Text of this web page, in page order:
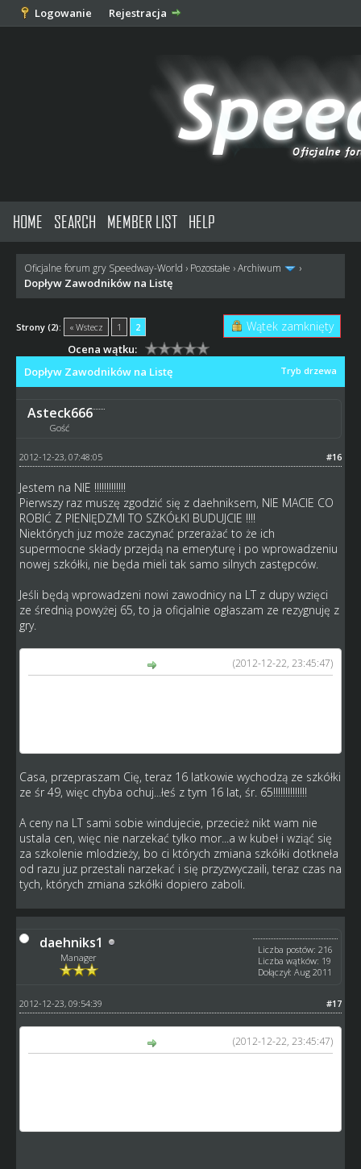
Logowanie Rejestracja
HOME SEARCH MEMBER LIST HELP
Oficjalne forum gry Speedway-World › Pozostałe ›Archiwum ›
Dopływ Zawodników na Listę
Strony (2): « Wstecz 1 2 Wątek zamknięty
Ocena wątku:
Tryb drzewa
Dopływ Zawodników na Listę
Asteck666
Gość
#16
2012-12-23, 07:48:05
Jestem na NIE !!!!!!!!!!!!!
Pierwszy raz muszę zgodzić się z daehniksem, NIE MACIE CO
ROBIĆ Z PIENIĘDZMI TO SZKÓŁKI BUDUJCIE !!!!
Niektórych juz może zaczynać przerażać to że ich
supermocne składy przejdą na emeryturę i po wprowadzeniu
nowej szkółki, nie będa mieli tak samo silnych zastępców.
Jeśli będą wprowadzeni nowi zawodnicy na LT z dupy wzięci
ze średnią powyżej 65, to ja oficjalnie ogłaszam ze rezygnuję z
gry.
(2012-12-22, 23:45:47)
Casa, przepraszam Cię, teraz 16 latkowie wychodzą ze szkółki
ze śr 49, więc chyba ochuj...łeś z tym 16 lat, śr. 65!!!!!!!!!!!!!!
A ceny na LT sami sobie windujecie, przecież nikt wam nie
ustala cen, więc nie narzekać tylko mor...a w kubeł i wziąć się
za szkolenie mlodzieży, bo ci których zmiana szkółki dotkneła
od razu juz przestali narzekać i się przyzwyczaili, teraz czas na
tych, których zmiana szkółki dopiero zaboli.
daehniks1
Manager
Liczba postów: 216
Liczba wątków: 19
Dołączył: Aug 2011
#17
2012-12-23, 09:54:39
(2012-12-22, 23:45:47)